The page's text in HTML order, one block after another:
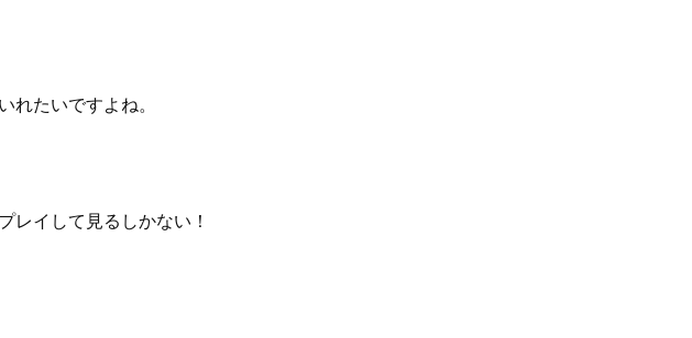
れたいですよね。
レイして見るしかない！